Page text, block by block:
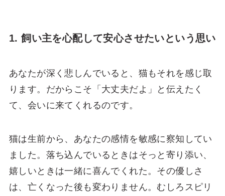
1. 飼い主を心配して安心させたいという思い
あなたが深く悲しんでいると、猫もそれを感じ取
ります。だからこそ「大丈夫だよ」と伝えたく
て、会いに来てくれるのです。
猫は生前から、あなたの感情を敏感に察知してい
ました。落ち込んでいるときはそっと寄り添い、
嬉しいときは一緒に喜んでくれた。その優しさ
は、亡くなった後も変わりません。むしろスピリ